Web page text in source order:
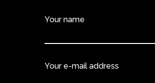
Your name
Your e-mail address